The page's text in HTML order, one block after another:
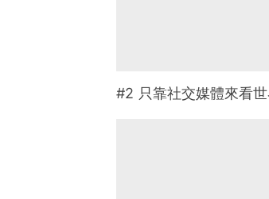
#2 只靠社交媒體來看